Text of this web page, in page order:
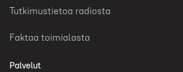
Tutkimustietoa radiosta
Faktaa toimialasta
Palvelut